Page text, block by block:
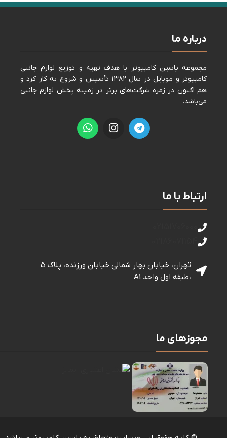
درباره ما
مجموعه ياسين كامپيوتر با هدف تهيه و توزيع لوازم جانبی
كامپيوتر و موبايل در سال ١٣٨٢ تأسيس و شروع به كار كرد و
هم اكنون در زمره شركت‌های برتر در زمينه پخش لوازم جانبی
می‌باشد.
ارتباط با ما
تهران، خیابان بهار شمالی خيابان ورزنده، پلاک 5
،طبقه اول واحد A1
مجوزهای ما